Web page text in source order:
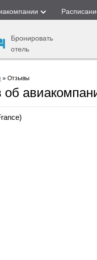
Бронировать
отель
» Отзывы